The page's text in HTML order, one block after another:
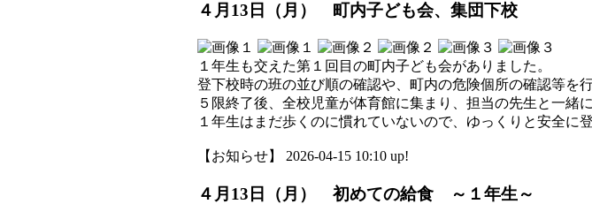
４月13日（月） 町内子ども会、集団下校
１年生も交えた第１回目の町内子ども会がありました。
登下校時の班の並び順の確認や、町内の危険個所の確認等を行
５限終了後、全校児童が体育館に集まり、担当の先生と一緒
１年生はまだ歩くのに慣れていないので、ゆっくりと安全に
【お知らせ】 2026-04-15 10:10 up!
４月13日（月） 初めての給食 ～１年生～